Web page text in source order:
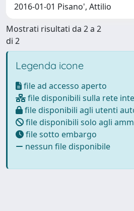
2016-01-01 Pisano', Attilio
Mostrati risultati da 2 a 2
di 2
Legenda icone
file ad accesso aperto
file disponibili sulla rete
file disponibili agli utenti
file disponibili solo agli
file sotto embargo
nessun file disponibile